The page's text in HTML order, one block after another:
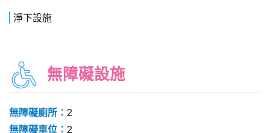
淨下設施
無障礙設施
無障礙廁所： 2
無障礙車位： 2